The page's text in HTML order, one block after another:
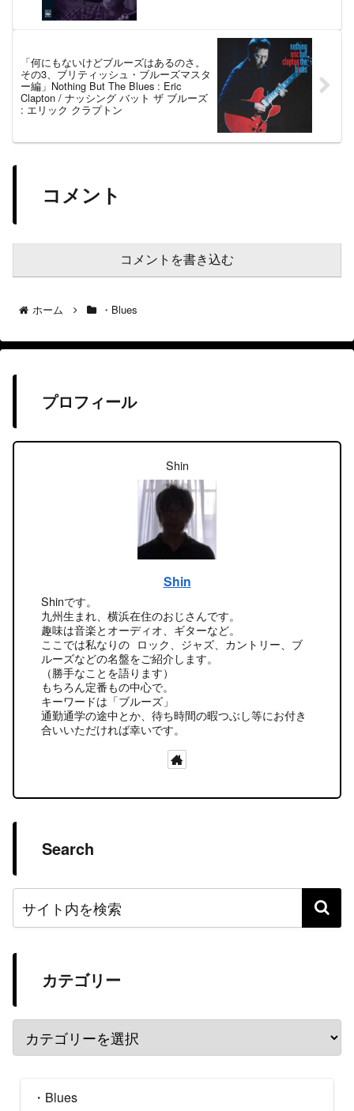
「何にもないけどブルーズはあるのさ。
その3、ブリティッシュ・ブルーズマスタ
ー編」Nothing But The Blues : Eric
Clapton / ナッシング バット ザ ブルーズ
: エリック クラプトン
コメント
コメントを書き込む
ホーム ・Blues
プロフィール
Shin
Shin
Shinです。
九州生まれ、横浜在住のおじさんです。
趣味は音楽とオーディオ、ギターなど。
ここでは私なりの ロック、ジャズ、カントリー、ブ
ルーズなどの名盤をご紹介します。
（勝手なことを語ります）
もちろん定番もの中心で。
キーワードは「ブルーズ」
通勤通学の途中とか、待ち時間の暇つぶし等にお付き
合いいただければ幸いです。
Search
カテゴリー
・Blues